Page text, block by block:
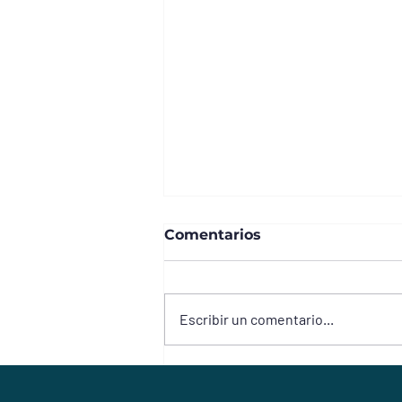
Comentarios
Escribir un comentario...